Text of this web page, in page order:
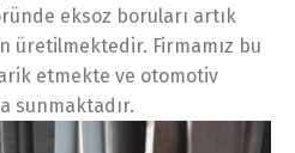
eksoz boruları artık
üretilmektedir. Firmamız bu
etmekte ve otomotiv
sunmaktadır.